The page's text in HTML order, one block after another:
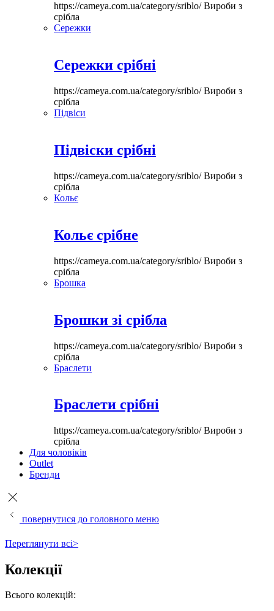
https://cameya.com.ua/category/sriblo/Вироби з
срібла
Сережки
Сережки срібні
https://cameya.com.ua/category/sriblo/Вироби з
срібла
Підвіси
Підвіски срібні
https://cameya.com.ua/category/sriblo/Вироби з
срібла
Кольє
Кольє срібне
https://cameya.com.ua/category/sriblo/Вироби з
срібла
Брошка
Брошки зі срібла
https://cameya.com.ua/category/sriblo/Вироби з
срібла
Браслети
Браслети срібні
https://cameya.com.ua/category/sriblo/Вироби з
срібла
Для чоловіків
Outlet
Бренди
повернутися до головного меню
Переглянути всі>
Колекції
Всього колекцій: